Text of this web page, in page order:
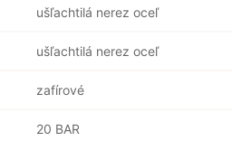
ušľachtilá nerez oceľ
ušľachtilá nerez oceľ
zafírové
20 BAR